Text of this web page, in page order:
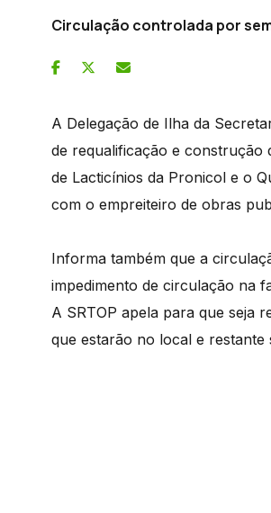
Circulação controlada por
A Delegação de Ilha da
de requalificação e construção
de Lacticínios da Pronicol e o
com o empreiteiro de obras
Informa também que a
impedimento de circulação na
A SRTOP apela para que seja
que estarão no local e restante